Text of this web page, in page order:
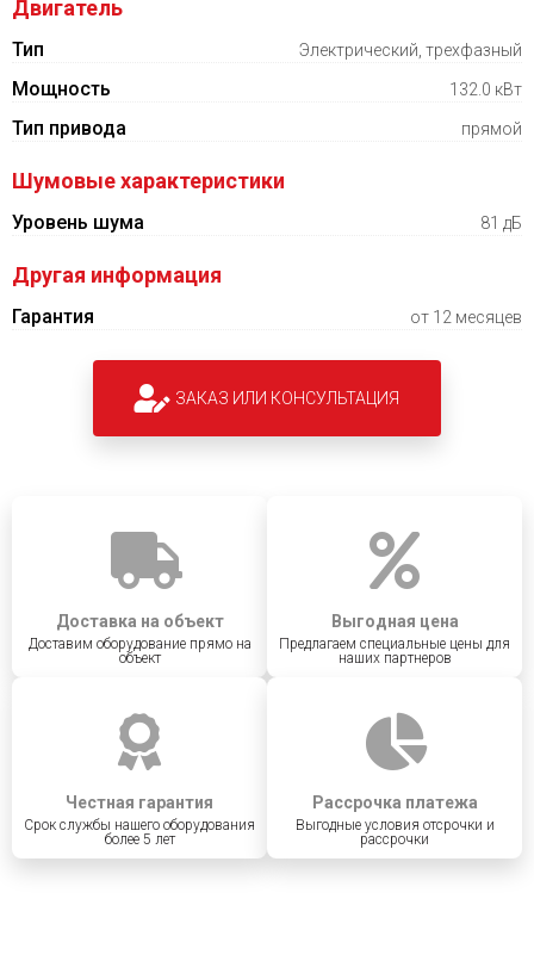
Двигатель
Тип Электрический, трехфазный
Мощность 132.0 кВт
Тип привода прямой
Шумовые характеристики
Уровень шума 81 дБ
Другая информация
Гарантия от 12 месяцев
ЗАКАЗ ИЛИ КОНСУЛЬТАЦИЯ
Доставка на объект
Доставим оборудование прямо на
объект
Выгодная цена
Предлагаем специальные цены для
наших партнеров
Честная гарантия
Срок службы нашего оборудования
более 5 лет
Рассрочка платежа
Выгодные условия отсрочки и
рассрочки